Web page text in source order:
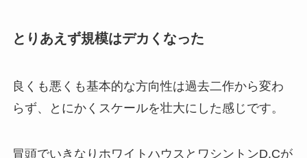
とりあえず規模はデカくなった
良くも悪くも基本的な方向性は過去二作から変わ
らず、とにかくスケールを壮大にした感じです。
冒頭でいきなりホワイトハウスとワシントンD.Cが